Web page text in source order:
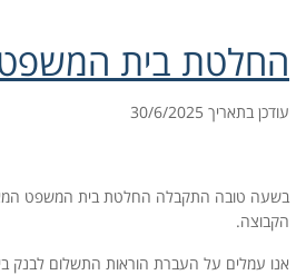
החלטת בית
עודכן בתאריך 30/6/2025
בשעה טובה התקבלה החלטת בית המשפט
הקבוצה.
אנו עמלים על העברת הוראות התשלום לבנק